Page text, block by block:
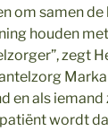
om samen de
houden
zegt
en als
wordt